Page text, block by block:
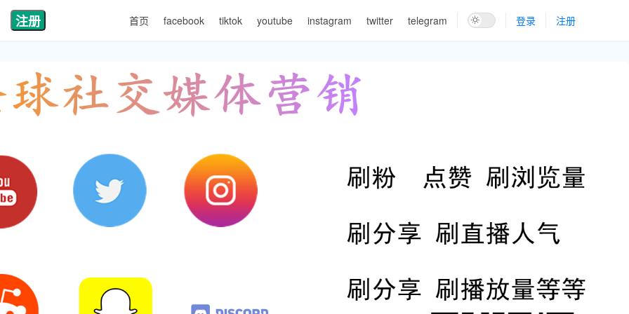
注册 首页 facebook tiktok youtube instagram twitter telegram 登录 注册